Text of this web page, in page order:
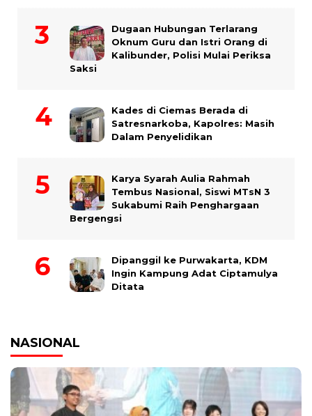
Dugaan Hubungan Terlarang
Oknum Guru dan Istri Orang di
Kalibunder, Polisi Mulai Periksa
Saksi
Kades di Ciemas Berada di
Satresnarkoba, Kapolres: Masih
Dalam Penyelidikan
Karya Syarah Aulia Rahmah
Tembus Nasional, Siswi MTsN 3
Sukabumi Raih Penghargaan
Bergengsi
Dipanggil ke Purwakarta, KDM
Ingin Kampung Adat Ciptamulya
Ditata
NASIONAL